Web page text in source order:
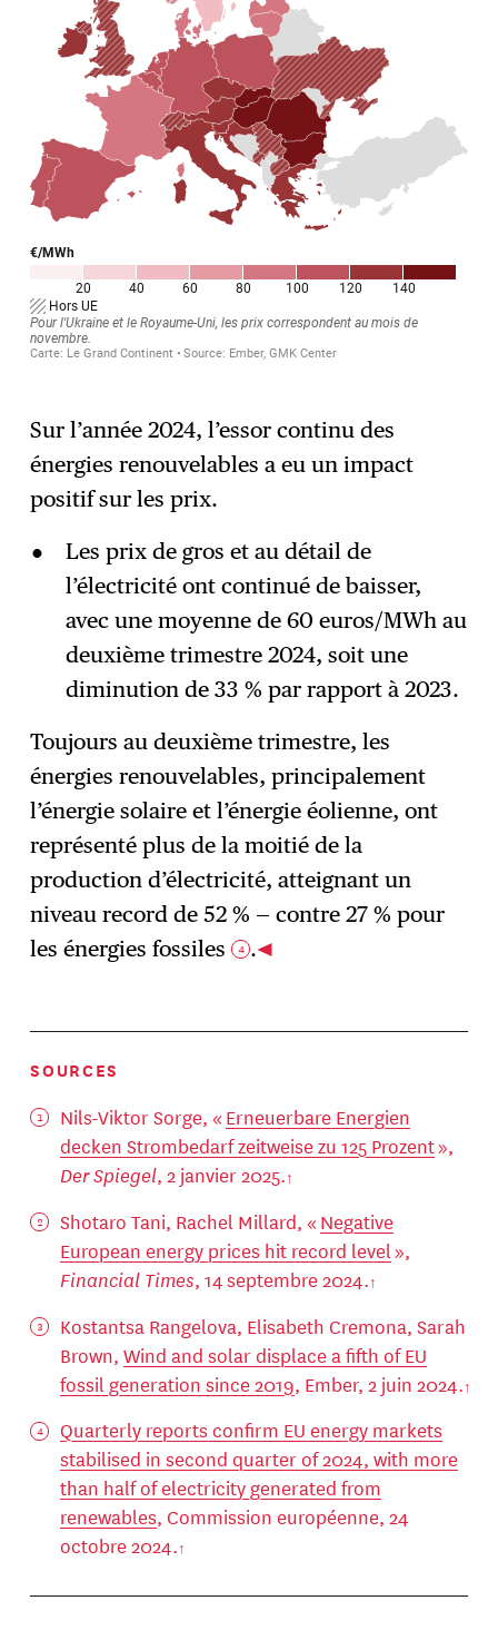
Sur l’année 2024, l’essor continu des
énergies renouvelables a eu un impact
positif sur les prix.
Les prix de gros et au détail de
l’électricité ont continué de baisser,
avec une moyenne de 60 euros/MWh au
deuxième trimestre 2024, soit une
diminution de 33 % par rapport à 2023.
Toujours au deuxième trimestre, les
énergies renouvelables, principalement
l’énergie solaire et l’énergie éolienne, ont
représenté plus de la moitié de la
production d’électricité, atteignant un
niveau record de 52 % — contre 27 % pour
les énergies fossiles 4 .
SOURCES
Nils-Viktor Sorge, « Erneuerbare Energien
decken Strombedarf zeitweise zu 125 Prozent»,
Der Spiegel, 2 janvier 2025.
Shotaro Tani, Rachel Millard, « Negative
European energy prices hit record level »,
Financial Times, 14 septembre 2024.
Kostantsa Rangelova, Elisabeth Cremona, Sarah
Brown, Wind and solar displace a fifth of EU
fossil generation since 2019, Ember, 2 juin 2024.
Quarterly reports confirm EU energy markets
stabilised in second quarter of 2024, with more
than half of electricity generated from
renewables, Commission européenne, 24
octobre 2024.